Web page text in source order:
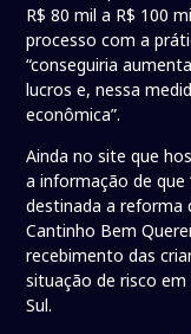
R$ 80 mil a R$ 100
processo com a
“conseguiria
lucros e, nessa
econômica”.
Ainda no site que
a informação de que
destinada a reforma
Cantinho Bem
recebimento das
situação de risco
Sul.